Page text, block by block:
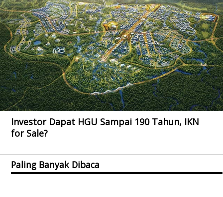
Investor Dapat HGU Sampai 190 Tahun, IKN
for Sale?
Paling Banyak Dibaca